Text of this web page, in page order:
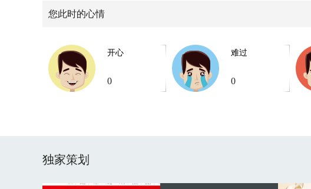
您此时的心情
开心
0
难过
0
独家策划